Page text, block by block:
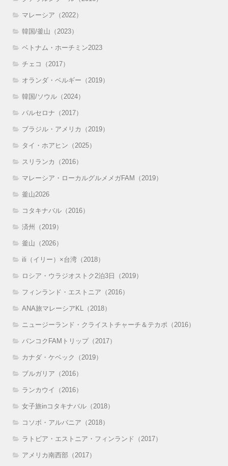
マレーシア（2022）
韓国/釜山（2023）
ベトナム・ホーチミン2023
チェコ（2017）
オランダ・ベルギー（2019）
韓国/ソウル（2024）
バルセロナ（2017）
ブラジル・アメリカ（2019）
タイ・ホアヒン（2025）
スリランカ（2016）
マレーシア・ローカルグルメメガFAM（2019）
釜山2026
コタキナバル（2016）
済州（2019）
釜山（2026）
ili（イリー）×台湾（2018）
ロシア・ウラジオストク2泊3日（2019）
フィンランド・エストニア（2016）
ANA旅マレーシアKL（2018）
ニュージーランド・クライストチャーチ＆テカポ（2016）
バンコクFAMトリップ（2017）
カナダ・ケベック（2019）
ブルガリア（2016）
ランカウイ（2016）
女子旅inコタキナバル（2018）
コソボ・アルバニア（2018）
ラトビア・エストニア・フィンランド（2017）
アメリカ南西部（2017）